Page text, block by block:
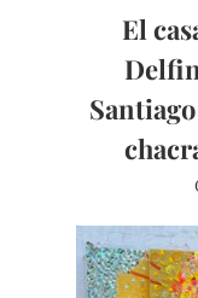
El